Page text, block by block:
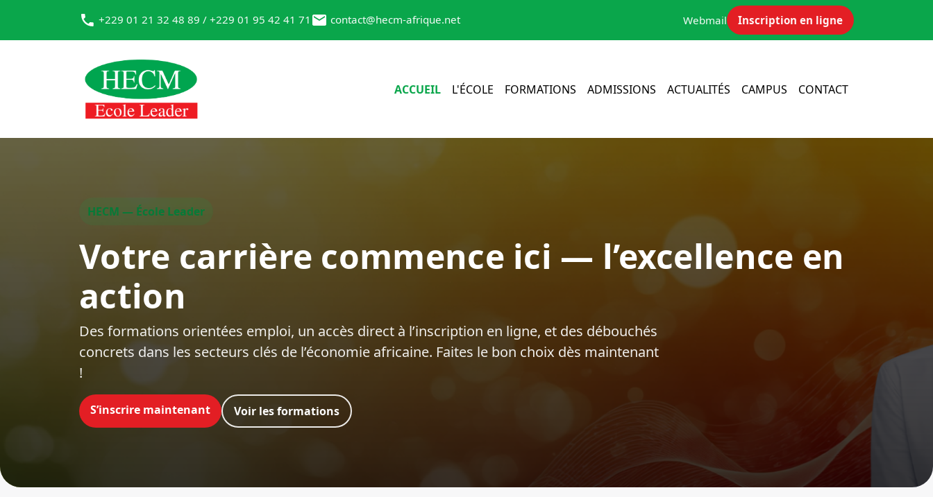
+229 01 21 32 48 89 / +229 01 95 42 41 71 contact@hecm-afrique.net Webmail Inscription en ligne
ACCUEIL L'ÉCOLE FORMATIONS ADMISSIONS ACTUALITÉS CAMPUS CONTACT
HECM — École Leader
Votre carrière commence ici — l’excellence en
action
Des formations orientées emploi‍, un accès direct à l’inscription en ligne, et des débouchés
concrets dans les secteurs clés de l’économie africaine. Faites le bon choix dès maintenant
!
S’inscrire maintenant Voir les formations